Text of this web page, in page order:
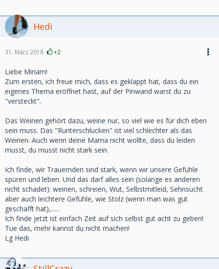
Hedi
31. März 2018 +2
Liebe Miriam!
Zum ersten, ich freue mich, dass es geklappt hat, dass du ein
eigenes Thema eröffnet hast, auf der Pinwand warst du zu
"versteckt".
Das Weinen gehört dazu, weine nur, so viel wie es für dich eben
sein muss. Das "Runterschlucken" ist viel schlechter als das
Weinen. Auch wenn deine Mama nicht wollte, dass du leiden
musst, du musst nicht stark sein.
Ich finde, wir Trauernden sind stark, wenn wir unsere Gefühle
spüren und leben. Und das darf alles sein (solange es anderen
nicht schadet): weinen, schreien, Wut, Selbstmitleid, Sehnsucht
aber auch leichtere Gefühle, wie Stolz (wenn man was gut
geschafft hat),......
Ich finde jetzt ist einfach Zeit auf sich selbst gut acht zu geben!
Tue das, mehr kannst du nicht machen!
Lg Hedi